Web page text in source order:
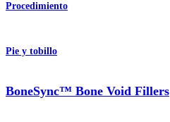
Procedimiento
Pie y tobillo
BoneSync™ Bone Void Fillers